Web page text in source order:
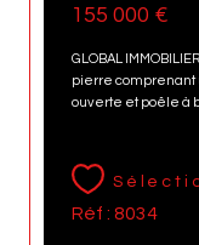
155 000 €
GLOBAL
pierre
ouverte et poêle à
Réf : 8034